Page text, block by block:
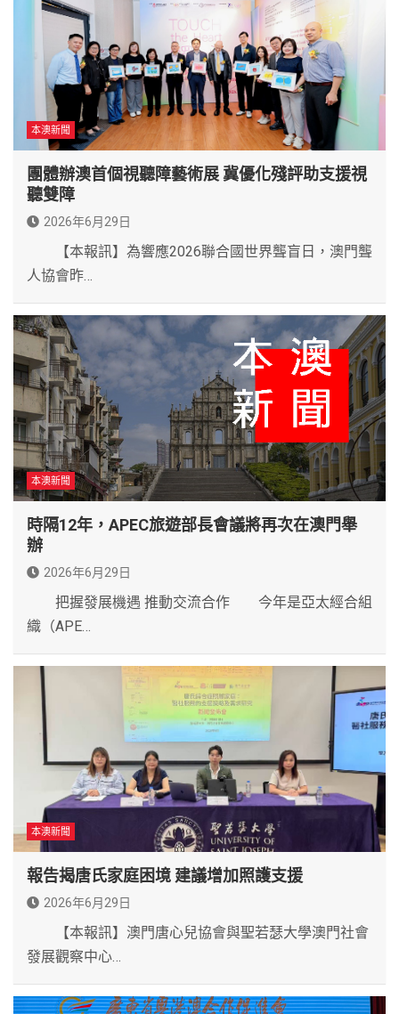
本澳新聞
團體辦澳首個視聽障藝術展 冀優化殘評助支援視
聽雙障
2026年6月29日
【本報訊】為響應2026聯合國世界聾盲日，澳門聾
人協會昨…
本澳新聞
時隔12年，APEC旅遊部長會議將再次在澳門舉
辦
2026年6月29日
把握發展機遇 推動交流合作 今年是亞太經合組
織（APE…
本澳新聞
報告揭唐氏家庭困境 建議增加照護支援
2026年6月29日
【本報訊】澳門唐心兒協會與聖若瑟大學澳門社會
發展觀察中心…